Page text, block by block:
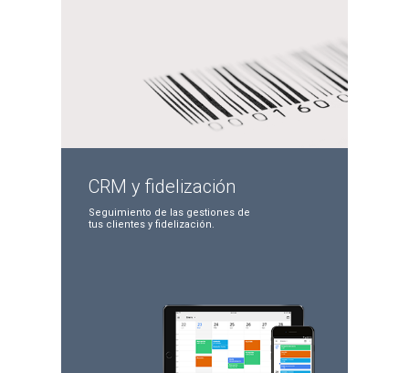
CRM y fidelización
Seguimiento de las gestiones de
tus clientesy fidelización.